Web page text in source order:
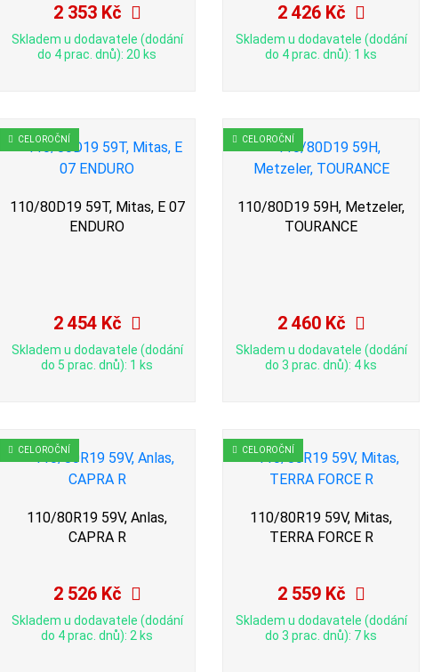
2 353 Kč
Skladem u dodavatele (dodání
do 4 prac. dnů): 20 ks
2 426 Kč
Skladem u dodavatele (dodání
do 4 prac. dnů): 1 ks
CELOROČNÍ
110/80D19 59T, Mitas, E 07
ENDURO
2 454 Kč
Skladem u dodavatele (dodání
do 5 prac. dnů): 1 ks
CELOROČNÍ
110/80D19 59H, Metzeler,
TOURANCE
2 460 Kč
Skladem u dodavatele (dodání
do 3 prac. dnů): 4 ks
CELOROČNÍ
110/80R19 59V, Anlas,
CAPRA R
2 526 Kč
Skladem u dodavatele (dodání
do 4 prac. dnů): 2 ks
CELOROČNÍ
110/80R19 59V, Mitas,
TERRA FORCE R
2 559 Kč
Skladem u dodavatele (dodání
do 3 prac. dnů): 7 ks